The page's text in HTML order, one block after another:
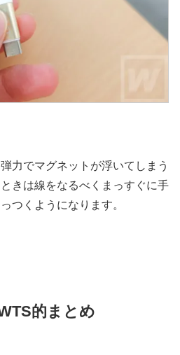
力でマグネットが浮いてしまう
きは線をなるべくまっすぐに手
つくようになります。
的まとめ